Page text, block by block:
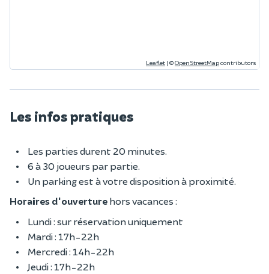
Leaflet | ©OpenStreetMapcontributors
Les infos pratiques
Les parties durent 20 minutes.
6 à 30 joueurs par partie.
Un parking est à votre disposition à proximité.
Horaires d'ouverture hors vacances :
Lundi : sur réservation uniquement
Mardi : 17h-22h
Mercredi : 14h-22h
Jeudi : 17h-22h